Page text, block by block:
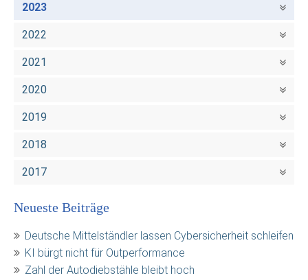
2023
2022
2021
2020
2019
2018
2017
Neueste Beiträge
Deutsche Mittelständler lassen Cybersicherheit schleifen
KI bürgt nicht für Outperformance
Zahl der Autodiebstähle bleibt hoch